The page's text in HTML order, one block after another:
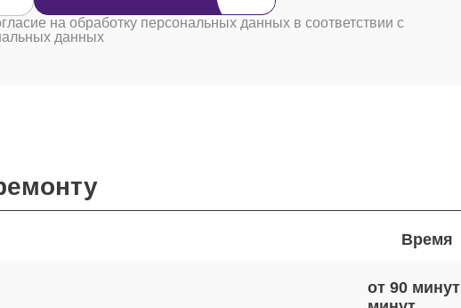
на обработку персональных данных в соответствии с
данных
Время
от 90 минут